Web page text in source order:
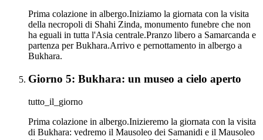
Prima colazione in albergo.Iniziamo la giornata con la visita
della necropoli di Shahi Zinda, monumento funebre che non
ha eguali in tutta l'Asia centrale.Pranzo libero a Samarcanda e
partenza per Bukhara.Arrivo e pernottamento in albergo a
Bukhara.
Giorno 5: Bukhara: un museo a cielo aperto
tutto_il_giorno
Prima colazione in albergo.Inizieremo la giornata con la visita
di Bukhara: vedremo il Mausoleo dei Samanidi e il Mausoleo